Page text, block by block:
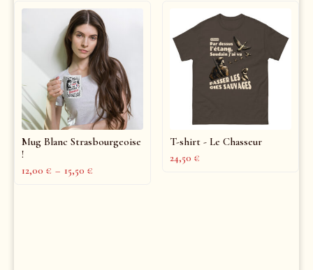
Mug Blanc Strasbourgeoise
!
12,00 € – 15,50 €
T-shirt - Le Chasseur
24,50 €